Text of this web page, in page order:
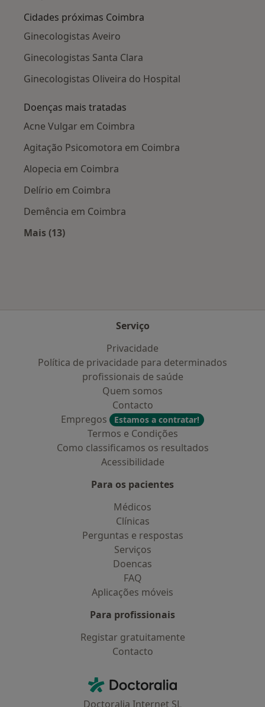
Cidades próximas Coimbra
Ginecologistas Aveiro
Ginecologistas Santa Clara
Ginecologistas Oliveira do Hospital
Doenças mais tratadas
Acne Vulgar em Coimbra
Agitação Psicomotora em Coimbra
Alopecia em Coimbra
Delírio em Coimbra
Demência em Coimbra
Mais (13)
Serviço
Privacidade
Política de privacidade para determinados
profissionais de saúde
Quem somos
Contacto
Empregos
Estamos a contratar!
Termos e Condições
Como classificamos os resultados
Acessibilidade
Para os pacientes
Médicos
Clínicas
Perguntas e respostas
Serviços
Doencas
FAQ
Aplicações móveis
Para profissionais
Registar gratuitamente
Contacto
Doctoralia - Homepage
Doctoralia Internet SL